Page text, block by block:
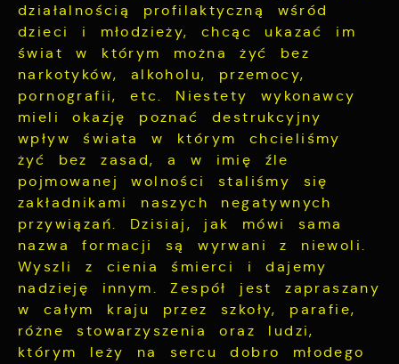
działalnością profilaktyczną wśród
dzieci i młodzieży, chcąc ukazać im
świat w którym można żyć bez
narkotyków, alkoholu, przemocy,
pornografii, etc. Niestety wykonawcy
mieli okazję poznać destrukcyjny
wpływ świata w którym chcieliśmy
żyć bez zasad, a w imię źle
pojmowanej wolności staliśmy się
zakładnikami naszych negatywnych
przywiązań. Dzisiaj, jak mówi sama
nazwa formacji są wyrwani z niewoli.
Wyszli z cienia śmierci i dajemy
nadzieję innym. Zespół jest zapraszany
w całym kraju przez szkoły, parafie,
różne stowarzyszenia oraz ludzi,
którym leży na sercu dobro młodego